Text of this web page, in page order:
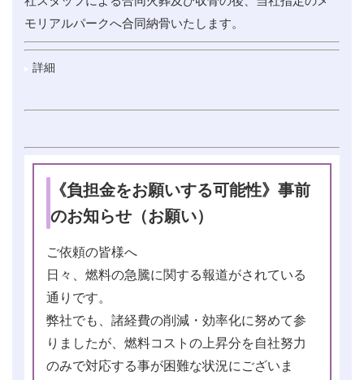
モリアルパークへ合同納骨いたします。
詳細
《負担金をお願いする可能性》事前
のお知らせ（お願い）
ご依頼の皆様へ
日々、燃料の急騰に関する報道がされている
通りです。
弊社でも、諸経費の削減・効率化に努めて参
りましたが、燃料コストの上昇分を自社努力
のみで対応する事が困難な状況にございま